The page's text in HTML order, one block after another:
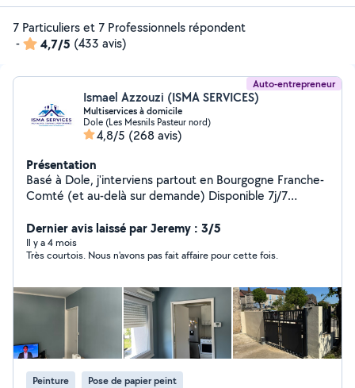
7 Particuliers et 7 Professionnels répondent
-
4,7/5 (433 avis)
Auto-entrepreneur
Ismael Azzouzi (ISMA SERVICES)
Multiservices à domicile
Dole (Les Mesnils Pasteur nord)
4,8/5 (268 avis)
Présentation
Basé à Dole, j'interviens partout en Bourgogne Franche-
Comté (et au-delà sur demande) Disponible 7j/7
propose des services fiables, rapides et soignés : -
Montage de meubles - Peinture - Tonte -
Débroussaillage - Pose de sols - Pose de cuisine - Petite
Entretien des logements et locaux pro (réguliers ou
ponctuels) - D'autres services à la demande N'hésitez
pas à me contacter ! Dépannage - Urgence - Entretien -
Maintenance - Travaux d'intérieur
Dernier avis laissé par Jeremy : 3/5
Il y a 4 mois
Très courtois. Nous n'avons pas fait affaire pour cette fois.
Peinture Pose de papier peint